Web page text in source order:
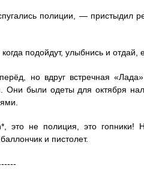
полиции, — пристыдил
подойдут, улыбнись и отдай,
но вдруг встречная
Они были одеты для октября
*, это не полиция, это гопники!
и пистолет.